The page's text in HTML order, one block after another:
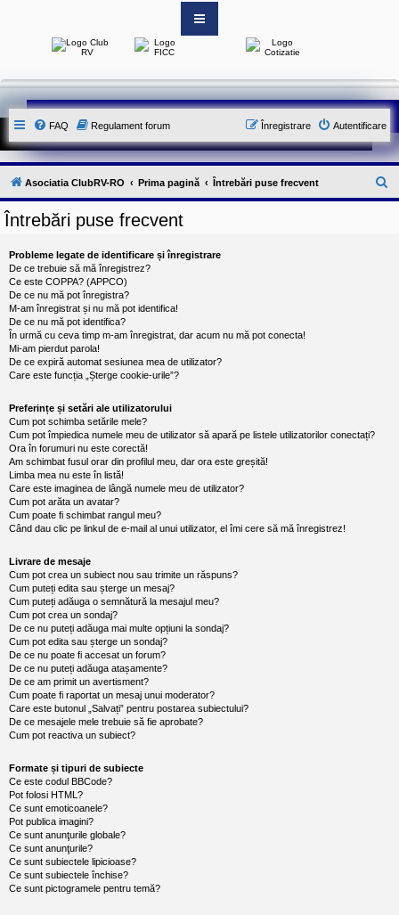
i
e
l
o
f
i
c
i
a
l
l
A
s
c
i
a
t
i
e
i
l
u
b
R
V
-
c
o
m
u
n
a
t
e
a
p
o
s
e
s
r
i
l
o
r
e
u
l
o
t
e
s
i
a
u
FAQ Regulament forum Autentificare
Înregistrare
Asociatia ClubRV-RO Prima pagină Întrebări puse frecvent
ă
Întrebări puse frecvent
Probleme legate de identificare și înregistrare
De ce trebuie să mă înregistrez?
Ce este COPPA? (APPCO)
De ce nu mă pot înregistra?
M-am înregistrat și nu mă pot identifica!
De ce nu mă pot identifica?
În urmă cu ceva timp m-am înregistrat, dar acum nu mă pot conecta!
Mi-am pierdut parola!
De ce expiră automat sesiunea mea de utilizator?
Care este funcția „Șterge cookie-urile”?
Preferințe și setări ale utilizatorului
Cum pot schimba setările mele?
Cum pot împiedica numele meu de utilizator să apară pe listele utilizatorilor conectați?
Ora în forumuri nu este corectă!
Am schimbat fusul orar din profilul meu, dar ora este greșită!
Limba mea nu este în listă!
Care este imaginea de lângă numele meu de utilizator?
Cum pot arăta un avatar?
Cum poate fi schimbat rangul meu?
Când dau clic pe linkul de e-mail al unui utilizator, el îmi cere să mă înregistrez!
Livrare de mesaje
Cum pot crea un subiect nou sau trimite un răspuns?
Cum puteți edita sau șterge un mesaj?
Cum puteți adăuga o semnătură la mesajul meu?
Cum pot crea un sondaj?
De ce nu puteți adăuga mai multe opțiuni la sondaj?
Cum pot edita sau șterge un sondaj?
De ce nu poate fi accesat un forum?
De ce nu puteți adăuga atașamente?
De ce am primit un avertisment?
Cum poate fi raportat un mesaj unui moderator?
Care este butonul „Salvați” pentru postarea subiectului?
De ce mesajele mele trebuie să fie aprobate?
Cum pot reactiva un subiect?
Formate și tipuri de subiecte
Ce este codul BBCode?
Pot folosi HTML?
Ce sunt emoticoanele?
Pot publica imagini?
Ce sunt anunţurile globale?
Ce sunt anunţurile?
Ce sunt subiectele lipicioase?
Ce sunt subiectele închise?
Ce sunt pictogramele pentru temă?